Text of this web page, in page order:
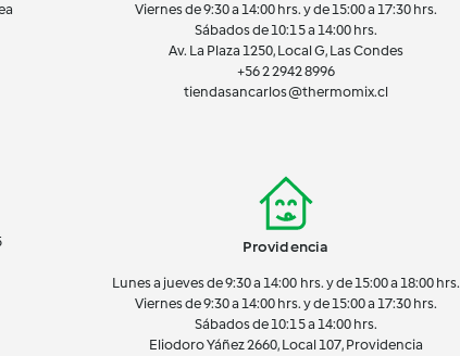
Viernes de 9:30 a 14:00 hrs. y de 15:00 a 17:30 hrs.
Sábados de 10:15 a 14:00 hrs.
Av. La Plaza 1250, Local G, Las Condes
+56 2 2942 8996
tiendasancarlos@thermomix.cl
Providencia
Lunes a jueves de 9:30 a 14:00 hrs. y de 15:00 a 18:00 hrs.
Viernes de 9:30 a 14:00 hrs. y de 15:00 a 17:30 hrs.
Sábados de 10:15 a 14:00 hrs.
Eliodoro Yáñez 2660, Local 107, Providencia